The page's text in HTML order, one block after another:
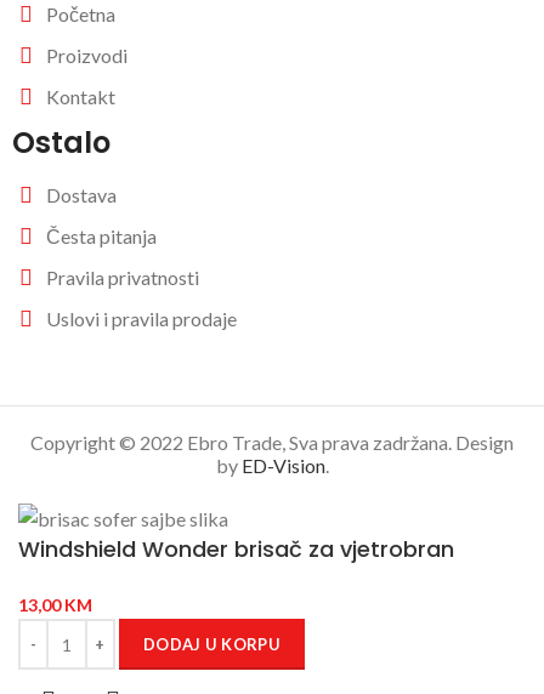
Početna
Proizvodi
Kontakt
Ostalo
Dostava
Česta pitanja
Pravila privatnosti
Uslovi i pravila prodaje
Copyright © 2022 Ebro Trade, Sva prava zadržana. Design
by ED-Vision.
Windshield Wonder brisač za vjetrobran
13,00KM
DODAJ U KORPU